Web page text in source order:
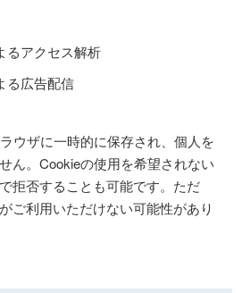
るアクセス解析
る広告配信
ウザに一時的に保存され、個人を
ん。Cookieの使用を希望されない
拒否することも可能です。ただ
ご利用いただけない可能性があり